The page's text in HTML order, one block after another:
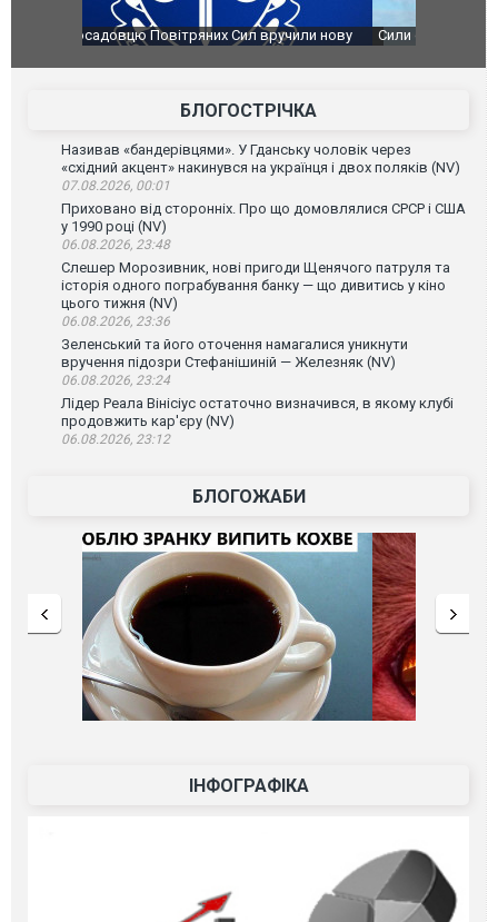
Сили оборони уразили Ярославський НПЗ:
атаку. ВІДЕО
Неймар
БЛОГОСТРІЧКА
Називав «бандерівцями». У Гданську чоловік через
«східний акцент» накинувся на українця і двох поляків (NV)
07.08.2026, 00:01
Приховано від сторонніх. Про що домовлялися СРСР і США
у 1990 році (NV)
06.08.2026, 23:48
Слешер Морозивник, нові пригоди Щенячого патруля та
історія одного пограбування банку — що дивитись у кіно
цього тижня (NV)
06.08.2026, 23:36
Зеленський та його оточення намагалися уникнути
вручення підозри Стефанішиній — Железняк (NV)
06.08.2026, 23:24
Лідер Реала Вінісіус остаточно визначився, в якому клубі
продовжить кар'єру (NV)
06.08.2026, 23:12
БЛОГОЖАБИ
ІНФОГРАФІКА